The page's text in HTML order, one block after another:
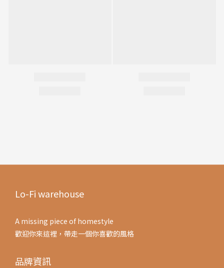
Lo-Fi warehouse
A missing piece of homestyle
歡迎你來這裡，帶走一個你喜歡的風格
品牌資訊